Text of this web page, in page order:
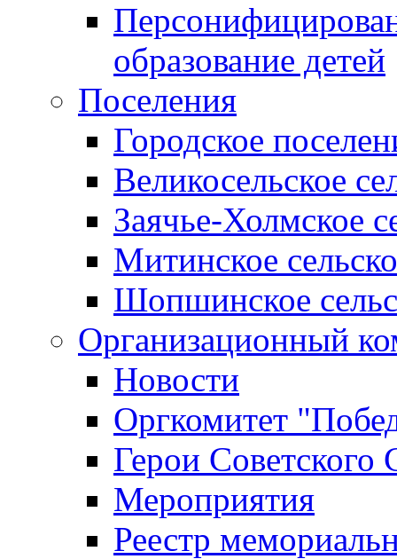
образование детей
Поселения
Городское
Великосельское
Заячье-Холмское
Митинское
Шопшинское
Организационный
Новости
Оргкомитет
Герои Советского
Мероприятия
Реестр